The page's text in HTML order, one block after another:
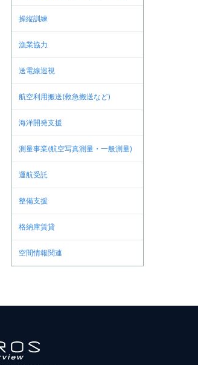
操縦訓練
漁業協力
送電線巡視
航空利用搬送(救急搬送など)
海洋開発支援
測量事業(航空写真測量・一般測量)
運航受託
整備支援
格納庫賃貸
空間情報関連